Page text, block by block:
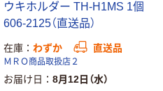
ウキホルダー TH-H1MS 1個
606-2125（直送品）
在庫 わずか 直送品
ＭＲＯ商品取扱店２
お届け日 8月12日（水）